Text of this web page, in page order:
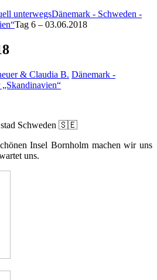
unterwegsDänemark - Schweden -
Tag 6 – 03.06.2018
& Claudia B. Dänemark -
Schweden 🇸🇪
Insel Bornholm machen wir uns
uns.